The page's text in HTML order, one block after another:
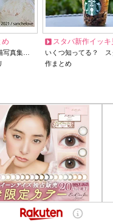
め
写真集…
スタバ新作イッキ
いくつ知ってる？ ス
作まとめ